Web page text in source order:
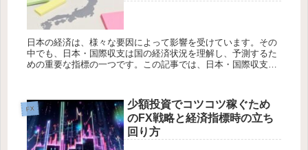
日本の経済は、様々な要因によって影響を受けています。その
中でも、日本・国際収支は国の経済状況を理解し、予測するた
めの重要な指標の一つです。この記事では、日本・国際収支の
FX
少額投資でコツコツ稼ぐため
のFX戦略と経済指標時の立ち
回り方